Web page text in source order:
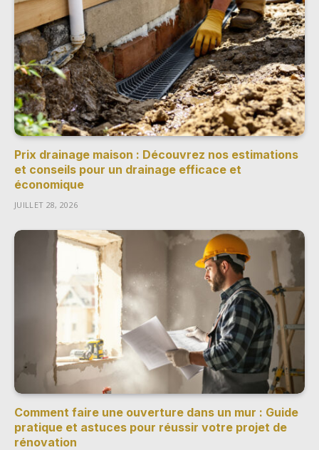
Prix drainage maison : Découvrez nos estimations
et conseils pour un drainage efficace et
économique
JUILLET 28, 2026
Comment faire une ouverture dans un mur : Guide
pratique et astuces pour réussir votre projet de
rénovation